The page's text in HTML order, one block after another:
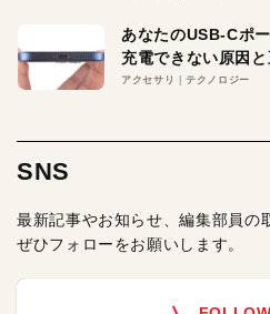
あなたのUSB-Cポ
充電できない原因
アクセサリ テクノロジー
SNS
最新記事やお知らせ、編集部員の
ぜひフォローをお願いします。